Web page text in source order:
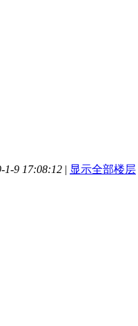
1-9 17:08:12 | 显示全部楼层